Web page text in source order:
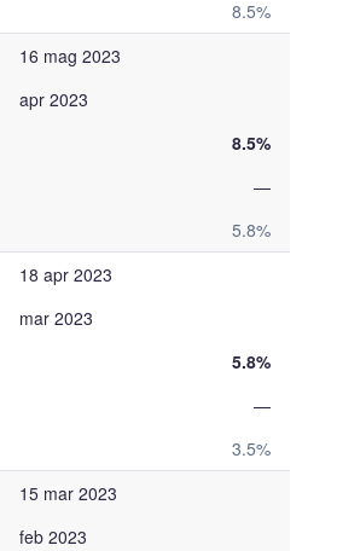
8.5%
16 mag 2023
apr 2023
8.5%
—
5.8%
18 apr 2023
mar 2023
5.8%
—
3.5%
15 mar 2023
feb 2023